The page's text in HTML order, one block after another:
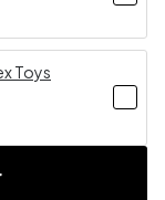
Toys